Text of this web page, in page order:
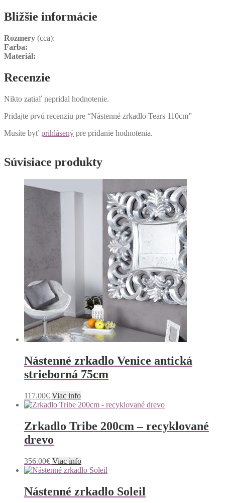
Bližšie informácie
Rozmery (cca):
Farba:
Materiál:
Recenzie
Nikto zatiaľ nepridal hodnotenie.
Pridajte prvú recenziu pre “Nástenné zrkadlo Tears 110cm”
Musíte byť prihlásený pre pridanie hodnotenia.
Súvisiace produkty
Nástenné zrkadlo Venice antická
strieborná 75cm
117.00€ Viac info
Zrkadlo Tribe 200cm – recyklované
drevo
356.00€ Viac info
Nástenné zrkadlo Soleil